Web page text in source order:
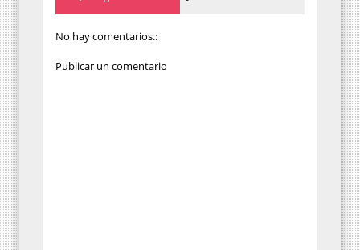
No hay comentarios.:
Publicar un comentario